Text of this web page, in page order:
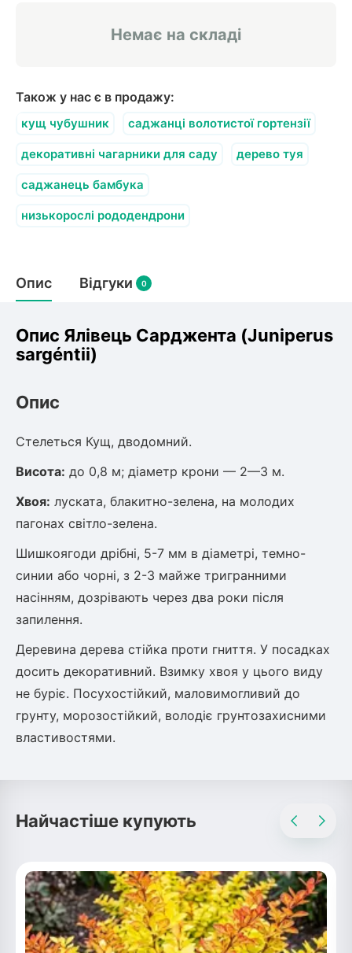
Немає на складі
Також у нас є в продажу:
кущ чубушник саджанці волотистої гортензії
декоративні чагарники для саду дерево туя
саджанець бамбука
низькорослі рододендрони
Опис Відгуки 0
Опис Ялівець Сарджента (Juniperus
sargéntii)
Опис
Стелеться Кущ, дводомний.
Висота: до 0,8 м; діаметр крони — 2—3 м.
Хвоя: луската, блакитно-зелена, на молодих
пагонах світло-зелена.
Шишкоягоди дрібні, 5-7 мм в діаметрі, темно-
синии або чорні, з 2-3 майже тригранними
насінням, дозрівають через два роки після
запилення.
Деревина дерева стійка проти гниття. У посадках
досить декоративний. Взимку хвоя у цього виду
не буріє. Посухостійкий, маловимогливий до
грунту, морозостійкий, володіє грунтозахисними
властивостями.
Найчастіше купують